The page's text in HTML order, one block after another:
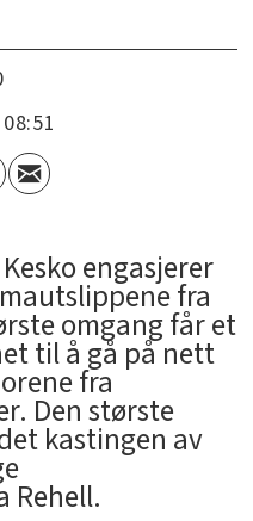
engasjerer
fra
omgang får et
til å gå på nett
fra
Den største
kastingen av
Rehell.